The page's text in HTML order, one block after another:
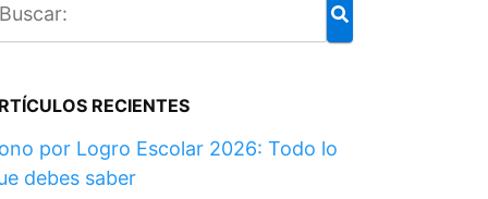
RECIENTES
por Logro Escolar 2026: Todo lo
debes saber